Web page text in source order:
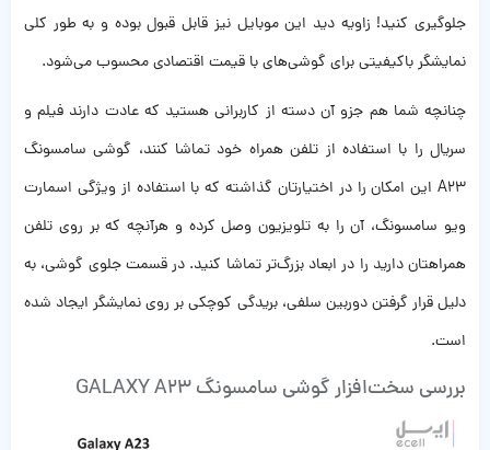
جلوگیری کنید! زاویه دید این موبایل نیز قابل قبول بوده و به طور کلی
نمایشگر باکیفیتی برای گوشی‌های با قیمت اقتصادی محسوب می‌شود.
چنانچه شما هم جزو آن دسته از کاربرانی هستید که عادت دارند فیلم و
سریال را با استفاده از تلفن همراه خود تماشا کنند، گوشی سامسونگ
A23 این امکان را در اختیارتان گذاشته که با استفاده از ویژگی اسمارت
ویو سامسونگ، آن را به تلویزیون وصل کرده و هرآنچه که بر روی تلفن
همراهتان دارید را در ابعاد بزرگ‌تر تماشا کنید. در قسمت جلوی گوشی، به
دلیل قرار گرفتن دوربین سلفی، بریدگی کوچکی بر روی نمایشگر ایجاد شده
است.
بررسی سخت‌افزار گوشی سامسونگ GALAXY A23